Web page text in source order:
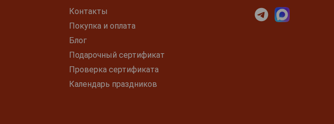
Контакты
Покупка и оплата
Блог
Подарочный сертификат
Проверка сертификата
Календарь праздников